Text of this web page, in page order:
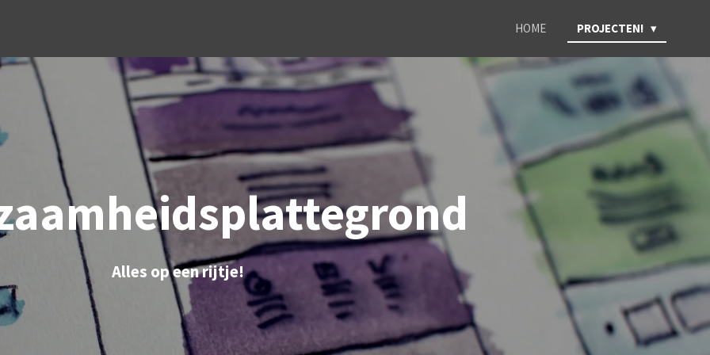
HOME PROJECTEN!
Alles op een rijtje!